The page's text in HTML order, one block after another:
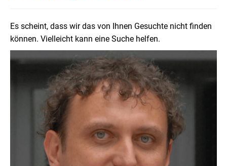
Es scheint, dass wir das von Ihnen Gesuchte nicht finden
können. Vielleicht kann eine Suche helfen.